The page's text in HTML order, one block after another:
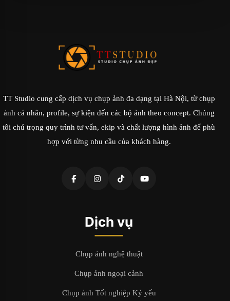
TT Studio cung cấp dịch vụ chụp ảnh đa dạng tại Hà Nội, từ chụp
ảnh cá nhân, profile, sự kiện đến các bộ ảnh theo concept. Chúng
tôi chú trọng quy trình tư vấn, ekip và chất lượng hình ảnh để phù
hợp với từng nhu cầu của khách hàng.
Dịch vụ
Chụp ảnh nghệ thuật
Chụp ảnh ngoại cảnh
Chụp ảnh Tốt nghiệp Kỷ yếu